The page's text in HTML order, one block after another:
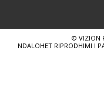
© VIZION
NDALOHET RIPRODHIMI I